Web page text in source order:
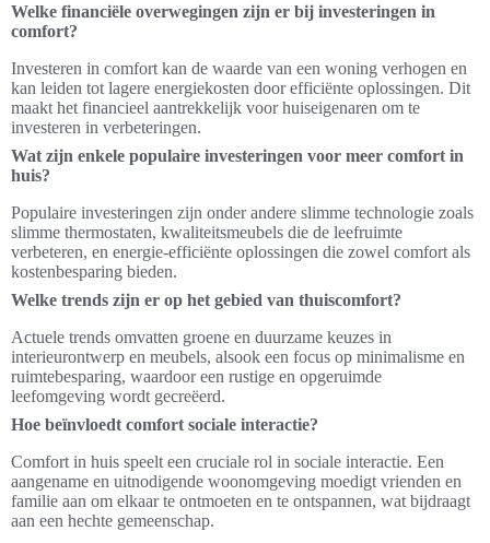
Welke financiële overwegingen zijn er bij investeringen in
comfort?
Investeren in comfort kan de waarde van een woning verhogen en
kan leiden tot lagere energiekosten door efficiënte oplossingen. Dit
maakt het financieel aantrekkelijk voor huiseigenaren om te
investeren in verbeteringen.
Wat zijn enkele populaire investeringen voor meer comfort in
huis?
Populaire investeringen zijn onder andere slimme technologie zoals
slimme thermostaten, kwaliteitsmeubels die de leefruimte
verbeteren, en energie-efficiënte oplossingen die zowel comfort als
kostenbesparing bieden.
Welke trends zijn er op het gebied van thuiscomfort?
Actuele trends omvatten groene en duurzame keuzes in
interieurontwerp en meubels, alsook een focus op minimalisme en
ruimtebesparing, waardoor een rustige en opgeruimde
leefomgeving wordt gecreëerd.
Hoe beïnvloedt comfort sociale interactie?
Comfort in huis speelt een cruciale rol in sociale interactie. Een
aangename en uitnodigende woonomgeving moedigt vrienden en
familie aan om elkaar te ontmoeten en te ontspannen, wat bijdraagt
aan een hechte gemeenschap.